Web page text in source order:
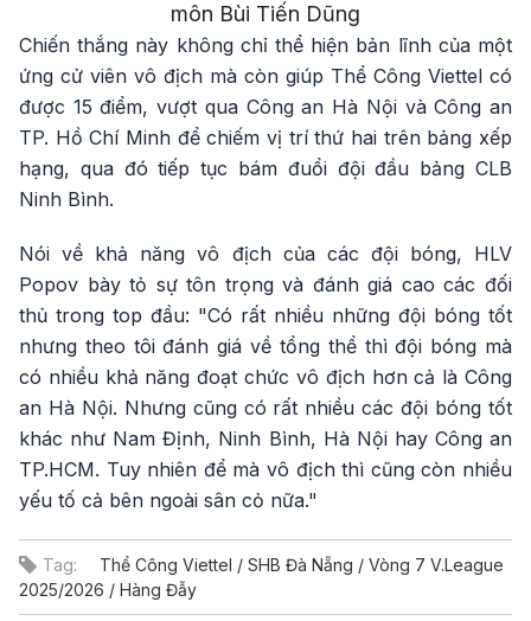
môn Bùi Tiến Dũng
Chiến thắng này không chỉ thể hiện bản lĩnh của một
ứng cử viên vô địch mà còn giúp Thể Công Viettel có
được 15 điểm, vượt qua Công an Hà Nội và Công an
TP. Hồ Chí Minh để chiếm vị trí thứ hai trên bảng xếp
hạng, qua đó tiếp tục bám đuổi đội đầu bảng CLB
Ninh Bình.
Nói về khả năng vô địch của các đội bóng, HLV
Popov bày tỏ sự tôn trọng và đánh giá cao các đối
thủ trong top đầu: "Có rất nhiều những đội bóng tốt
nhưng theo tôi đánh giá về tổng thể thì đội bóng mà
có nhiều khả năng đoạt chức vô địch hơn cả là Công
an Hà Nội. Nhưng cũng có rất nhiều các đội bóng tốt
khác như Nam Định, Ninh Bình, Hà Nội hay Công an
TP.HCM. Tuy nhiên để mà vô địch thì cũng còn nhiều
yếu tố cả bên ngoài sân cỏ nữa."
Tag:
Thể Công Viettel / SHB Đà Nẵng / Vòng 7 V.League
2025/2026 / Hàng Đẫy